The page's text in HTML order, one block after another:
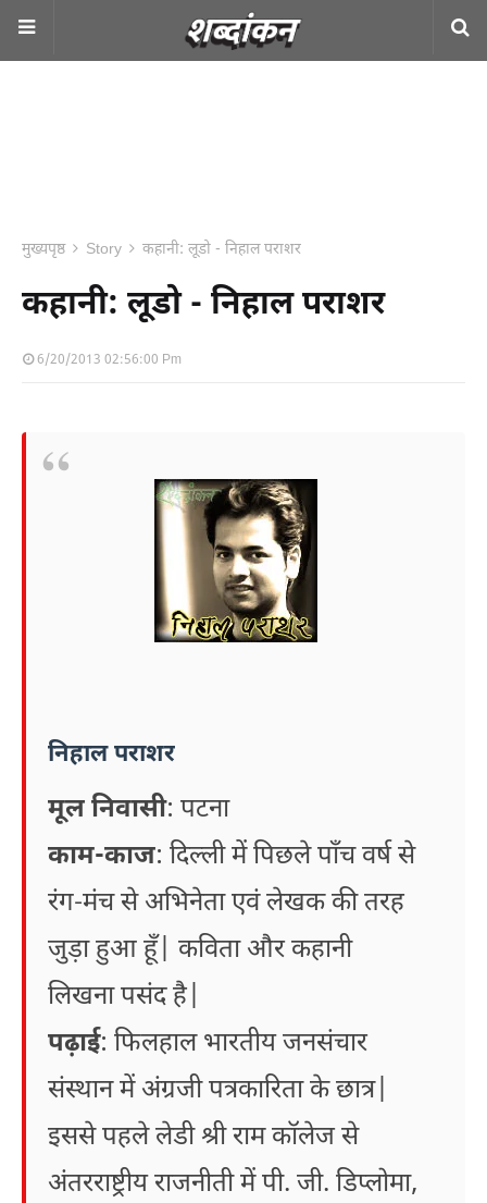
मुख्यपृष्ठ Story कहानी: लूडो - निहाल पराशर
कहानी: लूडो - निहाल पराशर
6/20/2013 02:56:00 Pm
निहाल पराशर
मूल निवासी: पटना
काम-काज: दिल्ली में पिछले पाँच वर्ष से
रंग-मंच से अभिनेता एवं लेखक की तरह
जुड़ा हुआ हूँ| कविता और कहानी
लिखना पसंद है|
पढ़ाई: फिलहाल भारतीय जनसंचार
संस्थान में अंग्रजी पत्रकारिता के छात्र|
इससे पहले लेडी श्री राम कॉलेज से
अंतरराष्ट्रीय राजनीती में पी. जी. डिप्लोमा,